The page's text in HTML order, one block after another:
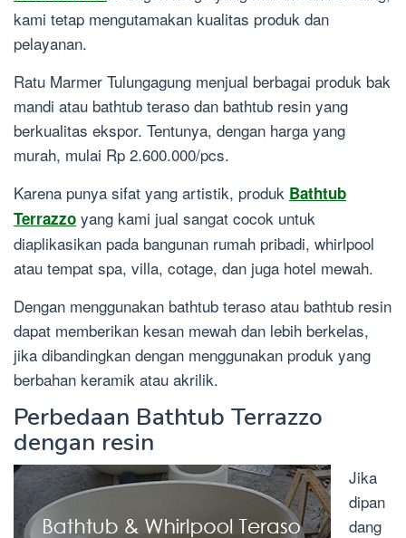
kami tetap mengutamakan kualitas produk dan
pelayanan.
Ratu Marmer Tulungagung menjual berbagai produk bak
mandi atau bathtub teraso dan bathtub resin yang
berkualitas ekspor. Tentunya, dengan harga yang
murah, mulai Rp 2.600.000/pcs.
Karena punya sifat yang artistik, produk Bathtub
Terrazzo yang kami jual sangat cocok untuk
diaplikasikan pada bangunan rumah pribadi, whirlpool
atau tempat spa, villa, cotage, dan juga hotel mewah.
Dengan menggunakan bathtub teraso atau bathtub resin
dapat memberikan kesan mewah dan lebih berkelas,
jika dibandingkan dengan menggunakan produk yang
berbahan keramik atau akrilik.
Perbedaan Bathtub Terrazzo
dengan resin
Jika
dipan
dang